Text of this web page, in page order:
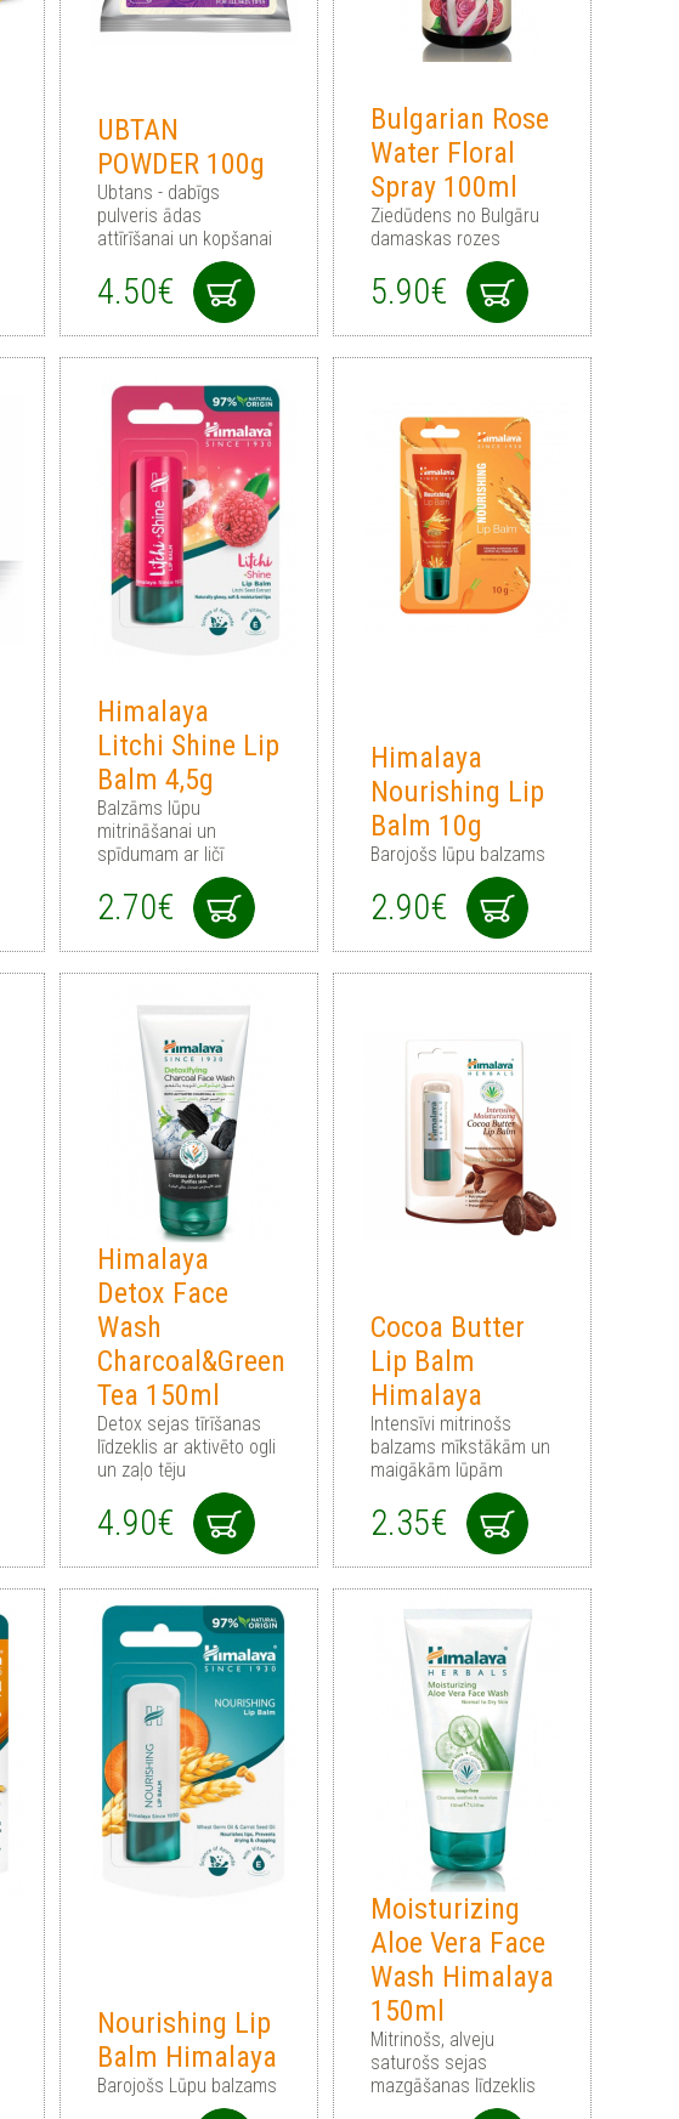
UBTAN
POWDER 100g
Ubtans - dabīgs
pulveris ādas
attīrīšanai un kopšanai
4.50€
Bulgarian Rose
Water Floral
Spray 100ml
Ziedūdens no Bulgāru
damaskas rozes
5.90€
Himalaya
Litchi Shine Lip
Balm 4,5g
Balzāms lūpu
mitrināšanai un
spīdumam ar ličī
2.70€
Himalaya
Nourishing Lip
Balm 10g
Barojošs lūpu balzams
2.90€
Himalaya
Detox Face
Wash
Charcoal&Green
Tea 150ml
Detox sejas tīrīšanas
līdzeklis ar aktivēto ogli
un zaļo tēju
4.90€
Cocoa Butter
Lip Balm
Himalaya
Intensīvi mitrinošs
balzams mīkstākām un
maigākām lūpām
2.35€
Nourishing Lip
Balm Himalaya
Barojošs Lūpu balzams
Moisturizing
Aloe Vera Face
Wash Himalaya
150ml
Mitrinošs, alveju
saturošs sejas
mazgāšanas līdzeklis